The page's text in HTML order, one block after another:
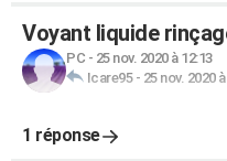
Voyant liquide
PC - 25 nov. 2020 à 12:13
Icare95- 25 nov. 2020
1 réponse